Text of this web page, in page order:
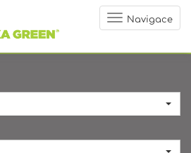
Navigace